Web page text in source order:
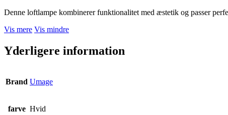
Denne loftlampe kombinerer funktionalitet med æstetik og passer
Vis mere Vis mindre
Yderligere information
Brand Umage
farve Hvid